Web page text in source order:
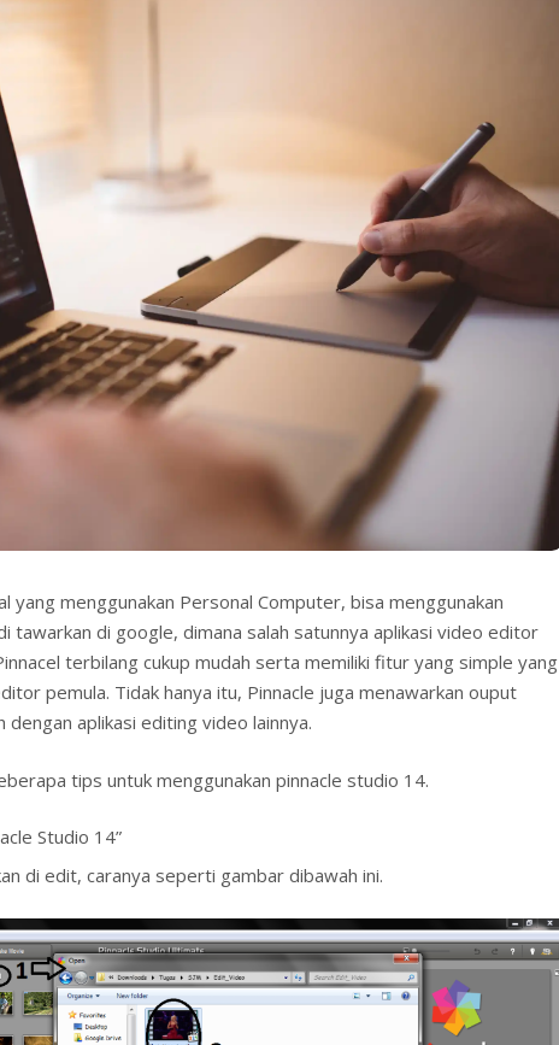
yang menggunakan Personal Computer, bisa menggunakan
tawarkan di google, dimana salah satunnya aplikasi video editor
terbilang cukup mudah serta memiliki fitur yang simple yang
pemula. Tidak hanya itu, Pinnacle juga menawarkan ouput
dengan aplikasi editing video lainnya.
tips untuk menggunakan pinnacle studio 14.
Studio 14”
di edit, caranya seperti gambar dibawah ini.